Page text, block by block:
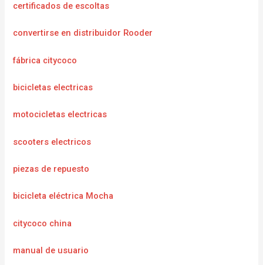
certificados de escoltas
convertirse en distribuidor Rooder
fábrica citycoco
bicicletas electricas
motocicletas electricas
scooters electricos
piezas de repuesto
bicicleta eléctrica Mocha
citycoco china
manual de usuario